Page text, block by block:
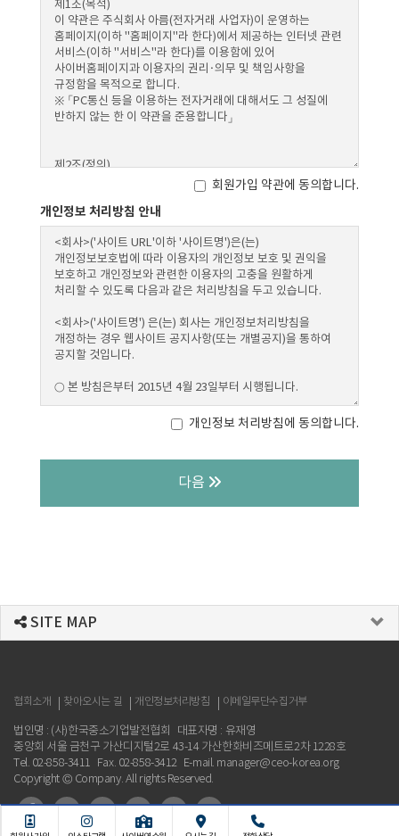
회원가입 약관에 동의합니다.
개인정보 처리방침 안내
개인정보 처리방침에 동의합니다.
다음
SITE MAP
협회소개 찾아오시는 길 개인정보처리방침 이메일무단수집거부
법인명 : (사)한국중소기업발전협회
대표자명 : 유재영
중앙회 서울 금천구 가산디지털2로 43-14 가산한화비즈메트로2차 1228호
Tel. 02-858-3411 Fax. 02-858-3412 E-mail. manager@ceo-korea.org
Copyright © Company. All rights Reserved.